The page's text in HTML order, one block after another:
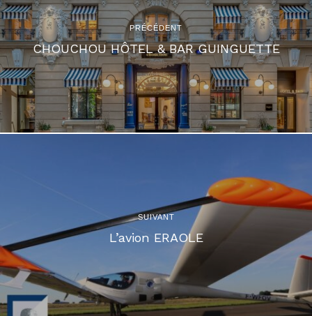
PRÉCÉDENT
CHOUCHOU HÔTEL & BAR GUINGUETTE
SUIVANT
L’avion ERAOLE